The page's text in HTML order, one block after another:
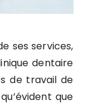
ses services,
dentaire
de travail de
que